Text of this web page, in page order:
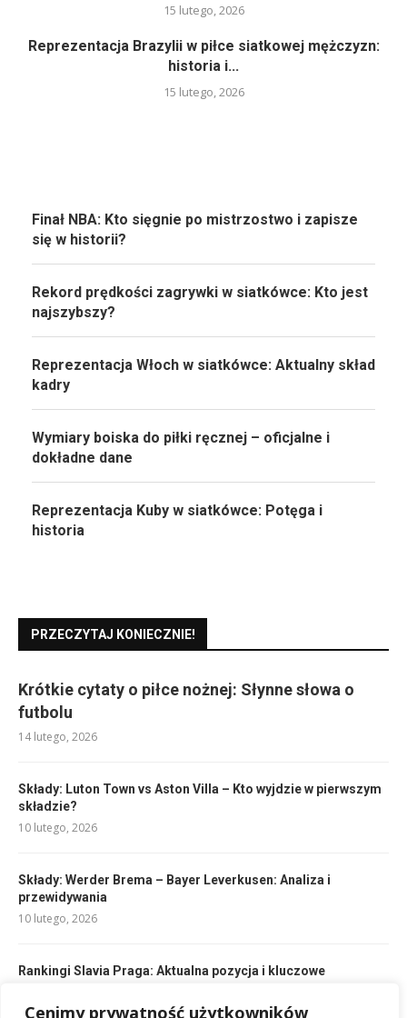
Cenimy prywatność użytkowników
15 lutego, 2026
Reprezentacja Brazylii w piłce siatkowej mężczyzn:
historia i...
15 lutego, 2026
Finał NBA: Kto sięgnie po mistrzostwo i zapisze
się w historii?
Rekord prędkości zagrywki w siatkówce: Kto jest
najszybszy?
Reprezentacja Włoch w siatkówce: Aktualny skład
kadry
Wymiary boiska do piłki ręcznej – oficjalne i
dokładne dane
Reprezentacja Kuby w siatkówce: Potęga i
historia
PRZECZYTAJ KONIECZNIE!
Krótkie cytaty o piłce nożnej: Słynne słowa o
futbolu
14 lutego, 2026
Składy: Luton Town vs Aston Villa – Kto wyjdzie w pierwszym
składzie?
10 lutego, 2026
Składy: Werder Brema – Bayer Leverkusen: Analiza i
przewidywania
10 lutego, 2026
Rankingi Slavia Praga: Aktualna pozycja i kluczowe
10 lutego, 2026